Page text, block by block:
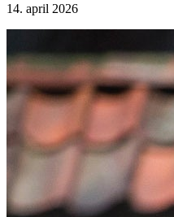
14. april 2026